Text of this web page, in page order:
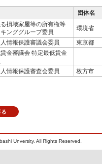
団体名
損壊家屋等の所有権等
ンググループ委員
環境省
情報保護審議会委員 東京都
金審議会 特定最低賃金
情報保護審査会委員 枚方市
Unversity. All Rights Reserved.